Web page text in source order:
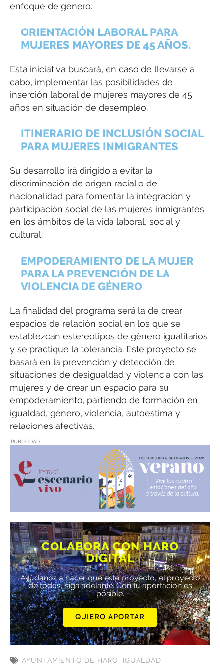
enfoque de género.
ORIENTACIÓN LABORAL PARA
MUJERES MAYORES DE 45 AÑOS.
Esta iniciativa buscará, en caso de llevarse a
cabo, implementar las posibilidades de
inserción laboral de mujeres mayores de 45
años en situación de desempleo.
ITINERARIO DE INCLUSIÓN SOCIAL
PARA MUJERES INMIGRANTES
Su desarrollo irá dirigido a evitar la
discriminación de origen racial o de
nacionalidad para fomentar la integración y
participación social de las mujeres inmigrantes
en los ámbitos de la vida laboral, social y
cultural.
EMPODERAMIENTO DE LA MUJER
PARA LA PREVENCIÓN DE LA
VIOLENCIA DE GÉNERO
La finalidad del programa será la de crear
espacios de relación social en los que se
establezcan estereotipos de género igualitarios
y se practique la tolerancia. Este proyecto se
basará en la prevención y detección de
situaciones de desigualdad y violencia con las
mujeres y de crear un espacio para su
empoderamiento, partiendo de formación en
igualdad, género, violencia, autoestima y
relaciones afectivas.
PUBLICIDAD
COLABORA CON HARO
DIGITAL
Ayúdanos a hacer que este proyecto, el proyecto
de todos, siga adelante. Con tu aportación es
posible.
QUIERO APORTAR
AYUNTAMIENTO DE HARO, IGUALDAD